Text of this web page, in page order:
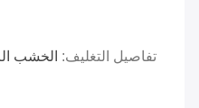
تفاصيل التغليف: الخشب